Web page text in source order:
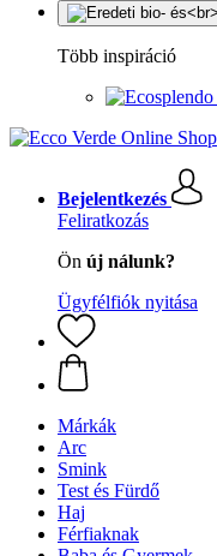
Több inspiráció
Bejelentkezés
Feliratkozás
Ön új nálunk?
Ügyfélfiók nyitása
Márkák
Arc
Smink
Test és Fürdő
Haj
Férfiaknak